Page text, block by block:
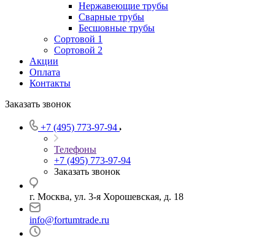
Нержавеющие трубы
Сварные трубы
Бесшовные трубы
Сортовой 1
Сортовой 2
Акции
Оплата
Контакты
Заказать звонок
+7 (495) 773-97-94
Телефоны
+7 (495) 773-97-94
Заказать звонок
г. Москва, ул. 3-я Хорошевская, д. 18
info@fortumtrade.ru